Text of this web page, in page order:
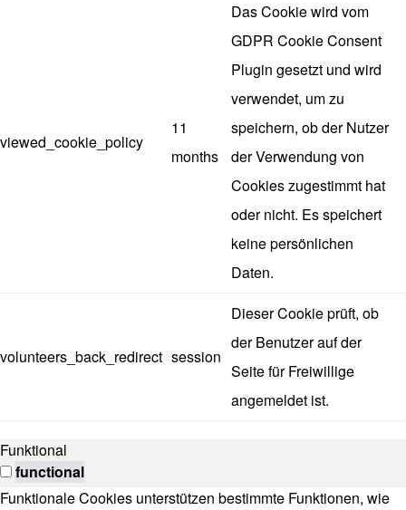
viewed_cookie_policy
11
months
Das Cookie wird vom
GDPR Cookie Consent
Plugin gesetzt und wird
verwendet, um zu
speichern, ob der Nutzer
der Verwendung von
Cookies zugestimmt hat
oder nicht. Es speichert
keine persönlichen
Daten.
volunteers_back_redirect session
Dieser Cookie prüft, ob
der Benutzer auf der
Seite für Freiwillige
angemeldet ist.
Funktional
functional
Funktionale Cookies unterstützen bestimmte Funktionen, wie